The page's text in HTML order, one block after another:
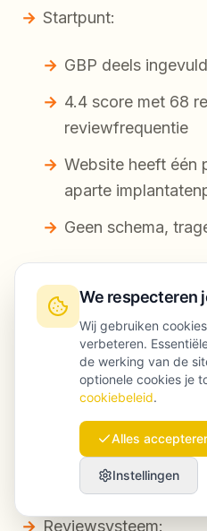
Startpunt:
GBP deels
4.4 score met 68
reviewfrequentie
Website heeft één
aparte
Geen schema,
Wat we deden (in 10
GBP opnieuw
Categorieën
nieuwe foto’s
Afspraaklink
Reviewsysteem:
We respecteren
Wij gebruiken
verbeteren.
de werking van de
optionele cookies je
cookiebeleid.
Alles
Instellingen